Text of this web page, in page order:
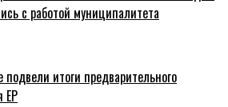
с работой муниципалитета
подвели итоги предварительного
ЕР